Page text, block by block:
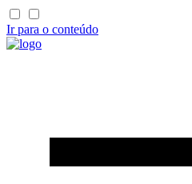
Ir para o conteúdo